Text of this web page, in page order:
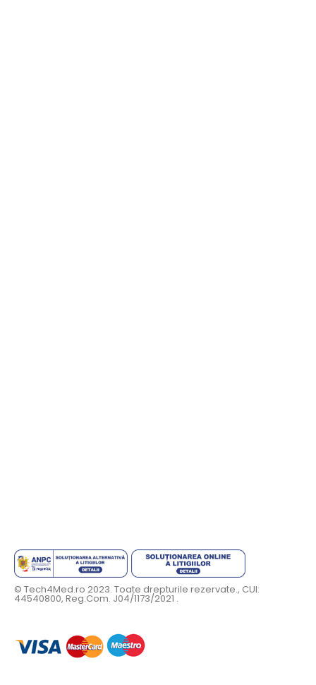
© Tech4Med.ro 2023. Toate drepturile rezervate., CUI:
44540800, Reg.Com. J04/1173/2021 .